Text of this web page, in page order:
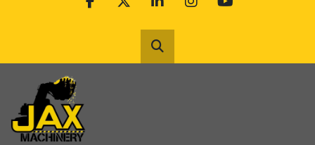
facebook
twitterlinkedininstagram
youtube
Pesquisar